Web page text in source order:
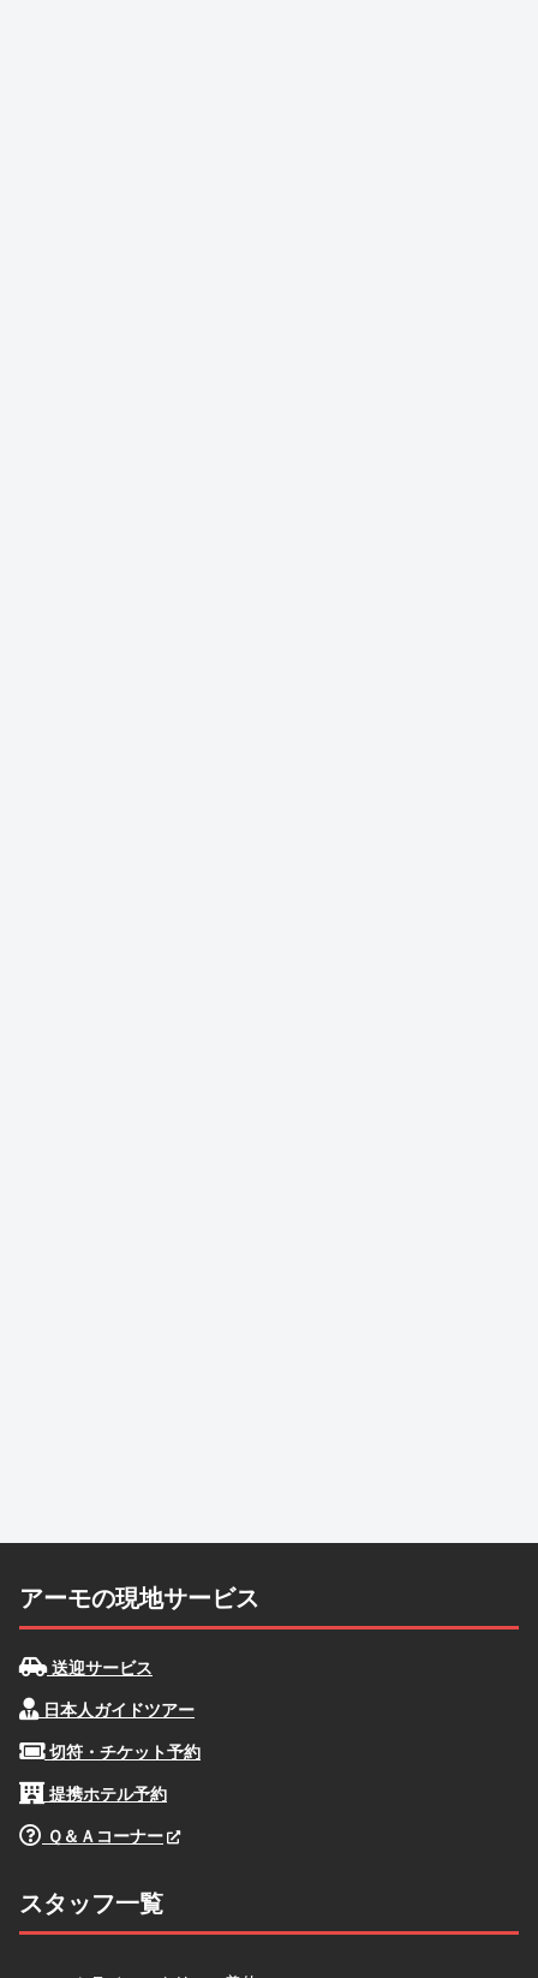
アーモの現地サービス
送迎サービス
日本人ガイドツアー
切符・チケット予約
提携ホテル予約
Ｑ＆Ａコーナー
スタッフ一覧